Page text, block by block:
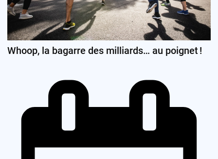
Whoop, la bagarre des milliards… au poignet !